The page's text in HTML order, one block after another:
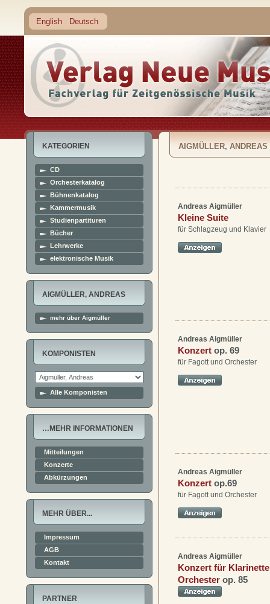
English Deutsch
KATEGORIEN
CD
Orchesterkatalog
Bühnenkatalog
Kammermusik
Studienpartituren
Bücher
Lehrwerke
elektronische Musik
AIGMÜLLER, ANDREAS
mehr über Aigmüller
KOMPONISTEN
Alle Komponisten
…MEHR INFORMATIONEN
Mitteilungen
Konzerte
Abkürzungen
MEHR ÜBER...
Impressum
AGB
Kontakt
PARTNER
AIGMÜLLER, ANDREAS
Andreas Aigmüller
Kleine Suite
für Schlagzeug und Klavier
Andreas Aigmüller
Konzert op. 69
für Fagott und Orchester
Andreas Aigmüller
Konzert op.69
für Fagott und Orchester
Andreas Aigmüller
Konzert für
Orchester op. 85